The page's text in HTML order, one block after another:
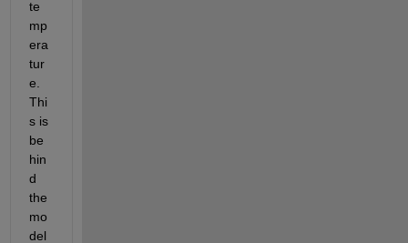
te
mp
era
tur
e.
Thi
s is
be
hin
d
the
mo
del